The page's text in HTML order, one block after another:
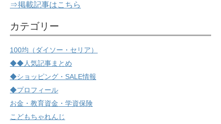
⇒掲載記事はこちら
カテゴリー
100均（ダイソー・セリア）
◆◆人気記事まとめ
◆ショッピング・SALE情報
◆プロフィール
お金・教育資金・学資保険
こどもちゃれんじ